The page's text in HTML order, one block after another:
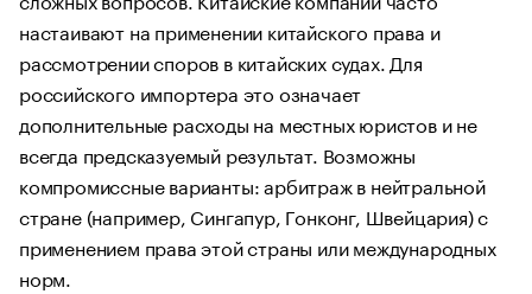
настаивают на применении китайского права и
рассмотрении споров в китайских судах. Для
российского импортера это означает
дополнительные расходы на местных юристов и не
всегда предсказуемый результат. Возможны
компромиссные варианты: арбитраж в нейтральной
стране (например, Сингапур, Гонконг, Швейцария) с
применением права этой страны или международных
норм.